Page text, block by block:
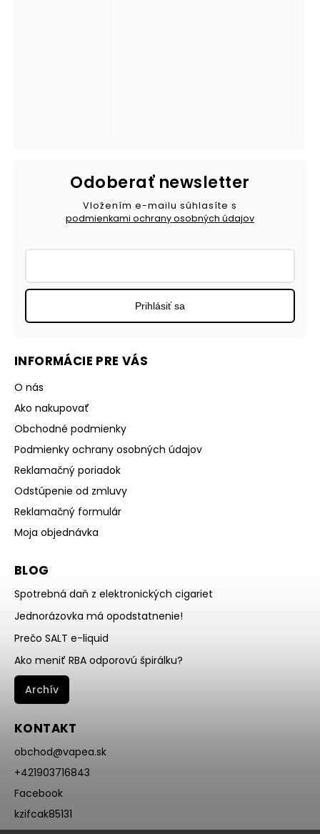
INFORMÁCIE PRE VÁS
O nás
Ako nakupovať
Obchodné podmienky
Podmienky ochrany osobných údajov
Reklamačný poriadok
Odstúpenie od zmluvy
Reklamačný formulár
Moja objednávka
BLOG
Spotrebná daň z elektronických cigariet
Jednorázovka má opodstatnenie!
Prečo SALT e-liquid
Ako meniť RBA odporovú špirálku?
Archív
KONTAKT
obchod@vapea.sk
+421903716843
Facebook
kzifcak85131
Odoberať newsletter
Vložením e-mailu súhlasíte s
podmienkami ochrany osobných údajov
Prihlásiť sa